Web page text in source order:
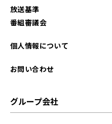
放送基準
番組審議会
個人情報について
お問い合わせ
グループ会社